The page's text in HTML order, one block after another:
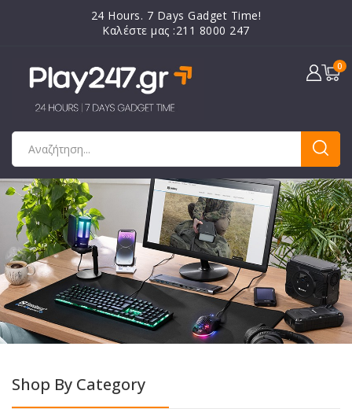
24 Hours. 7 Days Gadget Time!
Καλέστε μας :211 8000 247
0
Shop By Category